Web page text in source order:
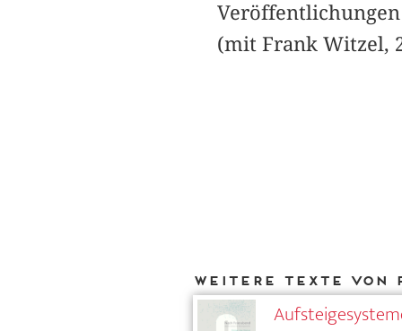
(mit Frank Witzel,
Weitere Texte von